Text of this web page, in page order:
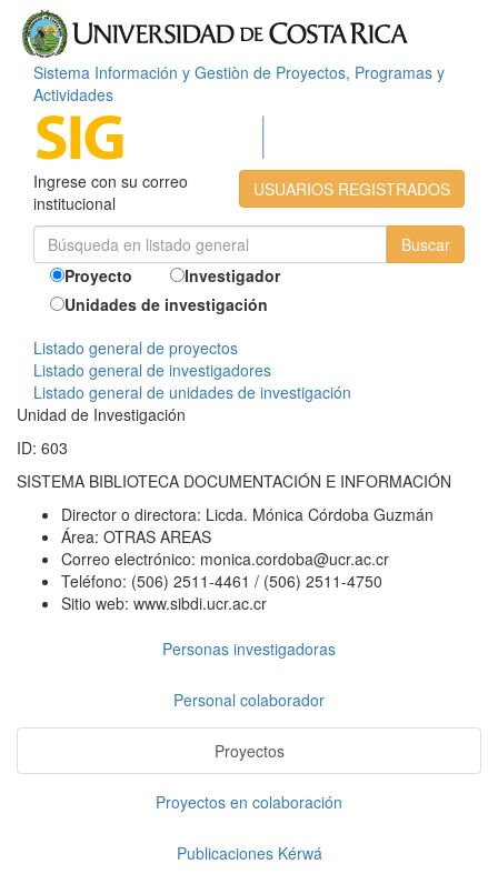
Sistema Información y Gestiòn de Proyectos, Programas y
Actividades
USUARIOS REGISTRADOS
Ingrese con su correo
institucional
Proyecto
Investigador
Unidades de investigación
Listado general de proyectos
Listado general de investigadores
Listado general de unidades de investigación
Unidad de Investigación
ID: 603
SISTEMA BIBLIOTECA DOCUMENTACIÓN E INFORMACIÓN
Director o directora: Licda. Mónica Córdoba Guzmán
Área: OTRAS AREAS
Correo electrónico: monica.cordoba@ucr.ac.cr
Teléfono: (506) 2511-4461 / (506) 2511-4750
Sitio web: www.sibdi.ucr.ac.cr
Personas investigadoras
Personal colaborador
Proyectos
Proyectos en colaboración
Publicaciones Kérwá